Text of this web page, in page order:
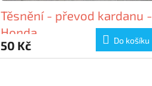
Těsnění - převod kardanu -
Honda
50 Kč Do košíku